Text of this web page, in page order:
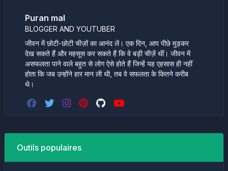
Puran mal
BLOGGER AND YOUTUBER
जीवन में छोटी-छोटी चीज़ों का आनंद लें। एक दिन, आप पीछे मुड़कर
देख सकते हैं और महसूस कर सकते हैं कि वे बड़ी चीज़ें थीं। जीवन में
असफलता पाने वाले बहुत से लोग ऐसे होते हैं जिन्हें यह एहसास ही नहीं
होता कि जब उन्होंने हार मान ली थी, तब वे सफलता के कितने करीब
थे।
Outils populaires